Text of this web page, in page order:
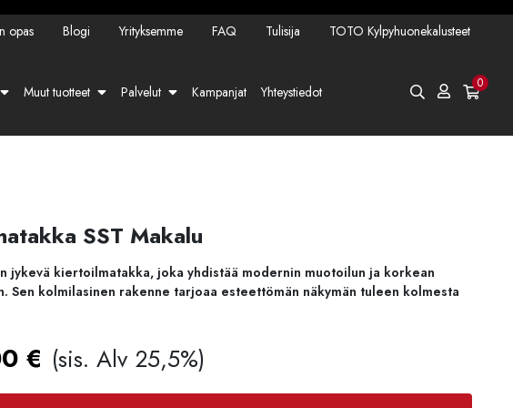
opas Blogi Yrityksemme FAQ Tulisija TOTO Kylpyhuonekalusteet
Muut tuotteet Palvelut Kampanjat Yhteystiedot 0
SST Makalu
jykevä kiertoilmatakka, joka yhdistää modernin muotoilun ja korkean
Sen kolmilasinen rakenne tarjoaa esteettömän näkymän tuleen kolmesta
€ (sis. Alv 25,5%)